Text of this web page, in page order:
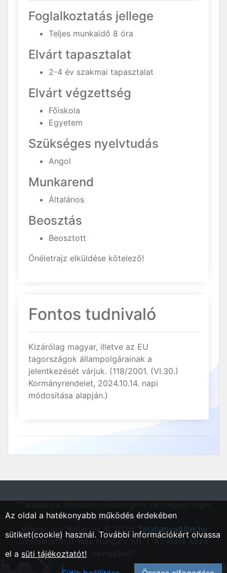
Foglalkoztatás jellege
Teljes munkaidő 8 óra
Elvárt tapasztalat
2-4 év szakmai tapasztalat
Elvárt végzettség
Főiskola
Egyetem
Szükséges nyelvtudás
Angol
Munkarend
Általános
Beosztás
Beosztott
Önéletrajz elküldése kötelező!
Fontos tudnivaló
Kizárólag magyar, illetve az EU
tagországok állampolgárainak a
jelentkezését várjuk. (118/2001. (VI.30.)
Kormányrendelet, 2024.10.14. napi
módosítása alapján.)
állásportálja"
Minden jog fentartva © 2026. TatabanyaAllas.hu
Üzemeltető: IT-Nav Hungary Kft. | "Az elsők közé
Az oldal a hatékonyabb működés érdekében
sütiket(cookie) használ. További információkért olvassa
el a süti tájékoztatót!